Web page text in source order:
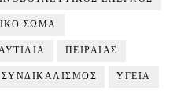
ΣΩΜΑ
ΠΕΙΡΑΙΑΣ
ΣΥΝΔΙΚΑΛΙΣΜΟΣ ΥΓΕΙΑ